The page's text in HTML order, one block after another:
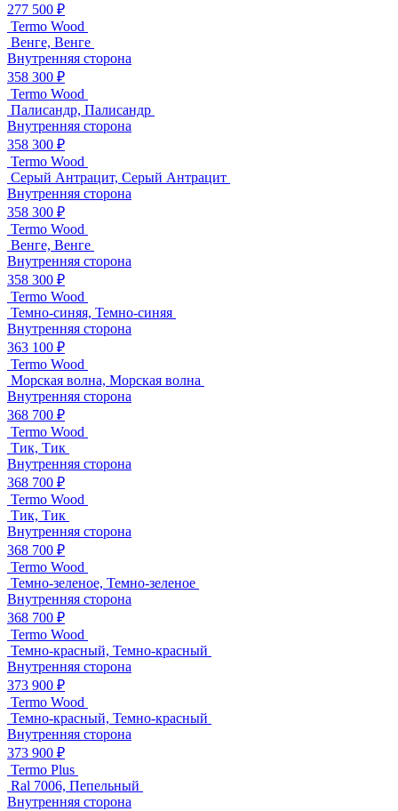
277 500 ₽
Termo Wood
Венге, Венге
Внутренняя сторона
358 300 ₽
Termo Wood
Палисандр, Палисандр
Внутренняя сторона
358 300 ₽
Termo Wood
Серый Антрацит, Серый Антрацит
Внутренняя сторона
358 300 ₽
Termo Wood
Венге, Венге
Внутренняя сторона
358 300 ₽
Termo Wood
Темно-синяя, Темно-синяя
Внутренняя сторона
363 100 ₽
Termo Wood
Морская волна, Морская волна
Внутренняя сторона
368 700 ₽
Termo Wood
Тик, Тик
Внутренняя сторона
368 700 ₽
Termo Wood
Тик, Тик
Внутренняя сторона
368 700 ₽
Termo Wood
Темно-зеленое, Темно-зеленое
Внутренняя сторона
368 700 ₽
Termo Wood
Темно-красный, Темно-красный
Внутренняя сторона
373 900 ₽
Termo Wood
Темно-красный, Темно-красный
Внутренняя сторона
373 900 ₽
Termo Plus
Ral 7006, Пепельный
Внутренняя сторона